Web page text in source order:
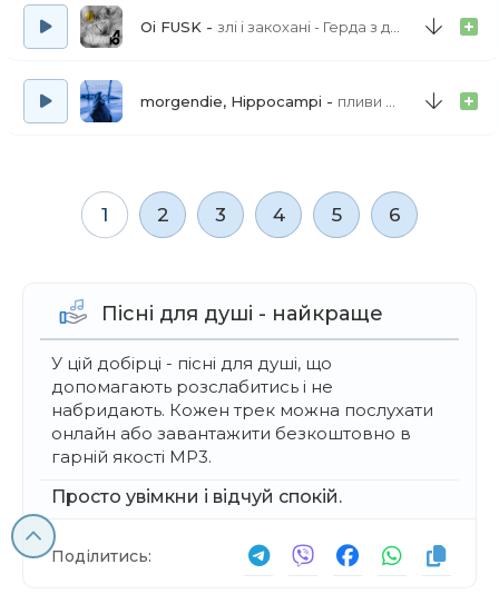
Oi FUSK злі і закохані - Герда з дробовиком
morgendie, Hippocampi пливи до мене
1 2 3 4 5 6
Пісні для душі - найкраще
У цій добірці - пісні для душі, що
допомагають розслабитись і не
набридають. Кожен трек можна послухати
онлайн або завантажити безкоштовно в
гарній якості MP3.
Просто увімкни і відчуй спокій.
Поділитись: